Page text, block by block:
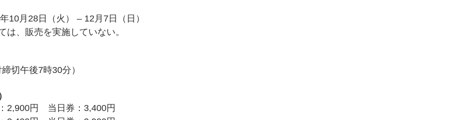
10⽉28⽇（火） – 12⽉7⽇（日）
は、販売を実施していない。
切午後7時30分）
2,900円　当日券：3,400円